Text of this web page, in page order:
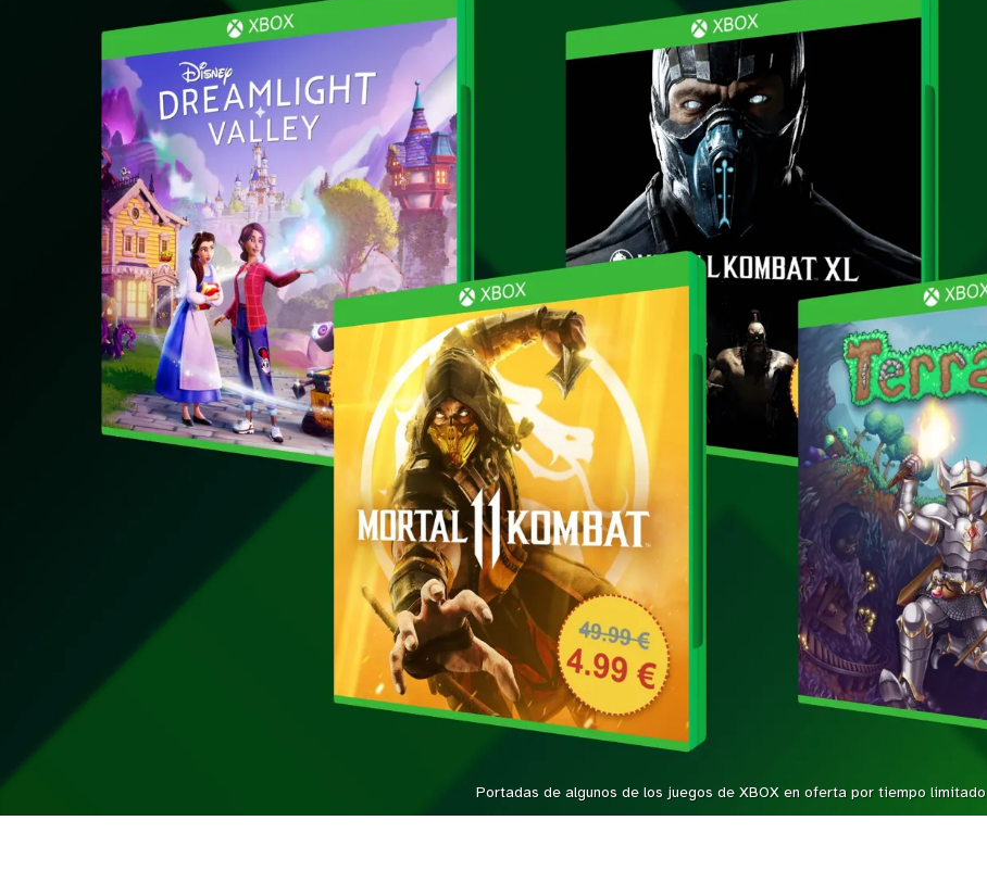
Portadas de algunos de los juegos de XBOX en oferta por tiempo limitado